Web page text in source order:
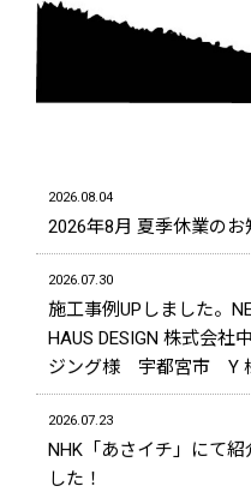
2026.08.04
2026年8月 夏季休業のお
2026.07.30
施工事例UPしました。
HAUS DESIGN 株式会社
ジング様 宇都宮市 Y
2026.07.23
NHK「あさイチ」にて紹
した！